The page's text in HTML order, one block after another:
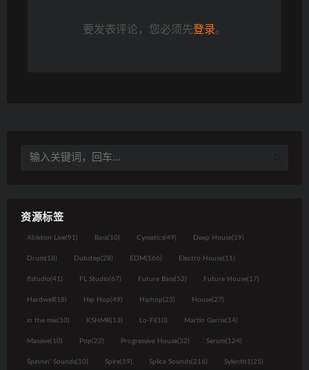
要发表评论，您必须先登录。
资源标签
Ableton Live(91) Bass(10) Cymatics(49) Deep House(19)
Drum(18) Dubstep(28) EDM(166) Electro House(11)
flstudio(41) FL Studio(67) Future Bass(52) Future House(17)
Hardwell (18) Hip Hop(49) Hiphop(23) House(27)
in the mix(10) KSHMR(13) Lo-Fi(10) Martin Garrix(14)
Massive(10) Pop(22) Progressive House(32) Serum(124)
Spinnin' Sounds(10) Spire(19) Splice Sounds(216) Sylenth1(25)